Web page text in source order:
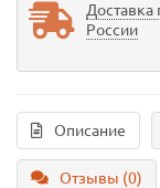
Доставка
России
Описание
Отзывы (0)